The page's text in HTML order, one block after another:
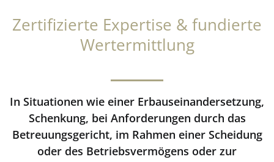
Zertifizierte Expertise & fundierte
Wertermittlung
In Situationen wie einer Erbauseinandersetzung,
Schenkung, bei Anforderungen durch das
Betreuungsgericht, im Rahmen einer Scheidung
oder des Betriebsvermögens oder zur